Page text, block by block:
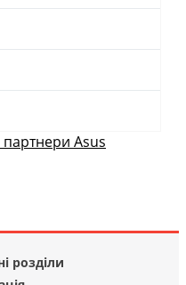
розділи